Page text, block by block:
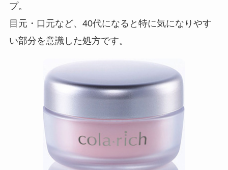
プ。
目元・口元など、40代になると特に気になりやす
い部分を意識した処方です。